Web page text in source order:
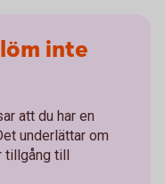
inte
att du har en
underlättar om
tillgång till